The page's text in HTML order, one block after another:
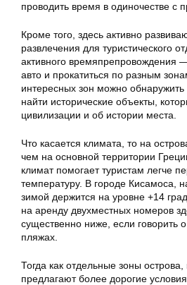
проводить время в одиночестве с
Кроме того, здесь активно
развлечения для туристического
активного времяпрепровождения
авто и прокатиться по разным
интересных зон можно
найти исторические объекты,
цивилизации и об истории места.
Что касается климата, то на
чем на основной территории
климат помогает туристам легче
температуру. В городе Кисамоса,
зимой держится на уровне +14
на аренду двухместных номеров
существенно ниже, если говорить
пляжах.
Тогда как отдельные зоны
предлагают более дорогие